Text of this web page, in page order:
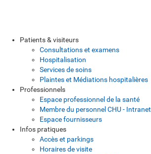
Patients & visiteurs
Consultations et examens
Hospitalisation
Services de soins
Plaintes et Médiations hospitalières
Professionnels
Espace professionnel de la santé
Membre du personnel CHU - Intranet
Espace fournisseurs
Infos pratiques
Accès et parkings
Horaires de visite